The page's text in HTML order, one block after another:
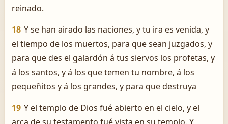
reinado.
18 Y se han airado las naciones, y tu ira es venida, y
el tiempo de los muertos, para que sean juzgados, y
para que des el galardón á tus siervos los profetas, y
á los santos, y á los que temen tu nombre, á los
pequeñitos y á los grandes, y para que destruya
19 Y el templo de Dios fué abierto en el cielo, y el